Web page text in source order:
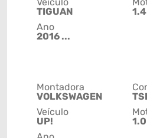
Veículo
TIGUAN
Ano
2016 ...
Montadora
VOLKSWAGEN
Veículo
UP!
TSI